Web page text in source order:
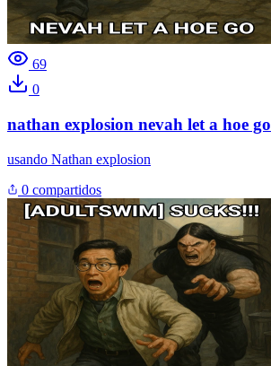
69
0
nathan explosion nevah let a hoe go
usando Nathan explosion
0 compartidos